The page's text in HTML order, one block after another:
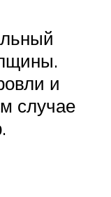
и
случае